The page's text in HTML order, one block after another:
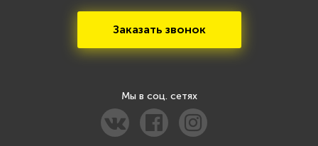
Заказать звонок
Мы в соц. сетях